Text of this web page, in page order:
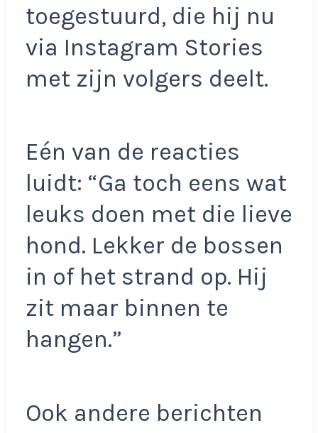
toegestuurd, die hij nu
via Instagram Stories
met zijn volgers deelt.
Eén van de reacties
luidt: “Ga toch eens wat
leuks doen met die lieve
hond. Lekker de bossen
in of het strand op. Hij
zit maar binnen te
hangen.”
Ook andere berichten